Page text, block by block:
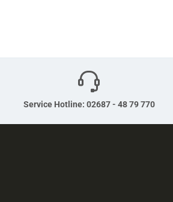
Service Hotline: 02687 - 48 79 770